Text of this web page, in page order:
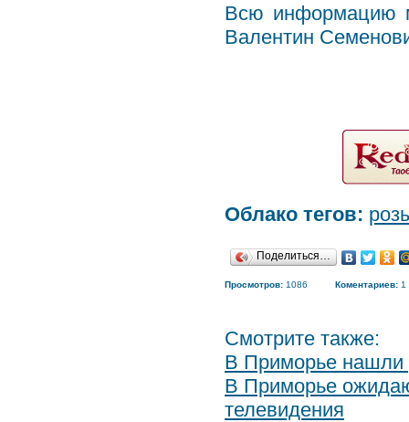
Всю информацию
Валентин
Облако тегов:
Поделиться…
Просмотров: 1086 Коментариев: 1
Смотрите также:
В Приморье нашли
В Приморье
телевидения